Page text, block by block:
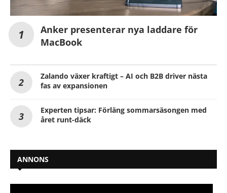
Anker presenterar nya laddare för
MacBook
Zalando växer kraftigt – AI och B2B driver nästa
fas av expansionen
Experten tipsar: Förläng sommarsäsongen med
året runt-däck
ANNONS